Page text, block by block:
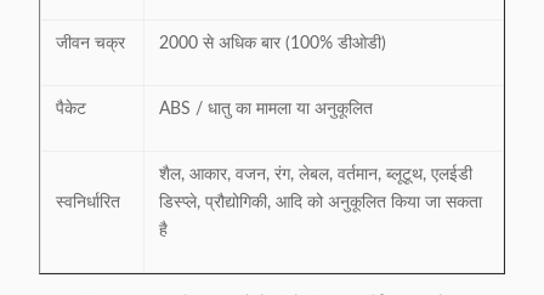
जीवन चक्र 2000 से अधिक बार (100% डीओडी)
पैकेट ABS / धातु का मामला या अनुकूलित
स्वनिर्धारित
शैल, आकार, वजन, रंग, लेबल, वर्तमान, ब्लूटूथ, एलईडी
डिस्प्ले, प्रौद्योगिकी, आदि को अनुकूलित किया जा सकता
है